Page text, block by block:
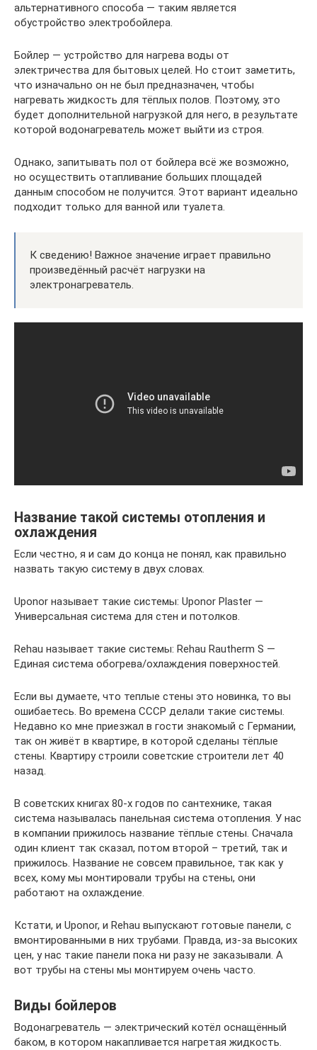
альтернативного способа — таким является
обустройство электробойлера.
Бойлер — устройство для нагрева воды от
электричества для бытовых целей. Но стоит заметить,
что изначально он не был предназначен, чтобы
нагревать жидкость для тёплых полов. Поэтому, это
будет дополнительной нагрузкой для него, в результате
которой водонагреватель может выйти из строя.
Однако, запитывать пол от бойлера всё же возможно,
но осуществить отапливание больших площадей
данным способом не получится. Этот вариант идеально
подходит только для ванной или туалета.
К сведению! Важное значение играет правильно
произведённый расчёт нагрузки на
электронагреватель.
Название такой системы отопления и
охлаждения
Если честно, я и сам до конца не понял, как правильно
назвать такую систему в двух словах.
Uponor называет такие системы: Uponor Plaster —
Универсальная система для стен и потолков.
Rehau называет такие системы: Rehau Rautherm S —
Единая система обогрева/охлаждения поверхностей.
Если вы думаете, что теплые стены это новинка, то вы
ошибаетесь. Во времена СССР делали такие системы.
Недавно ко мне приезжал в гости знакомый с Германии,
так он живёт в квартире, в которой сделаны тёплые
стены. Квартиру строили советские строители лет 40
назад.
В советских книгах 80-х годов по сантехнике, такая
система называлась панельная система отопления. У нас
в компании прижилось название тёплые стены. Сначала
один клиент так сказал, потом второй – третий, так и
прижилось. Название не совсем правильное, так как у
всех, кому мы монтировали трубы на стены, они
работают на охлаждение.
Кстати, и Uponor, и Rehau выпускают готовые панели, с
вмонтированными в них трубами. Правда, из-за высоких
цен, у нас такие панели пока ни разу не заказывали. А
вот трубы на стены мы монтируем очень часто.
Виды бойлеров
Водонагреватель — электрический котёл оснащённый
баком, в котором накапливается нагретая жидкость.